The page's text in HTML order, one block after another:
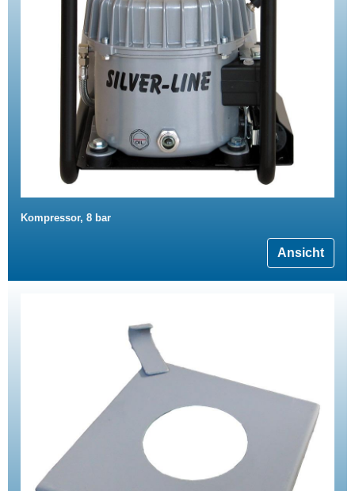
Kompressor, 8 bar
Ansicht